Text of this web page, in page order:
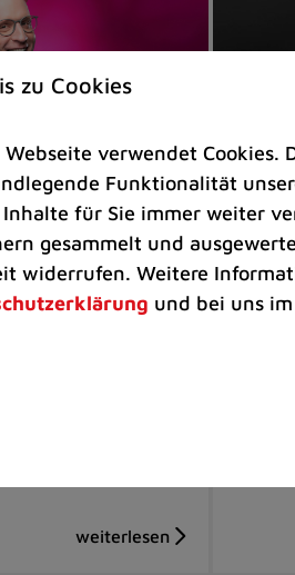
& Kultur
Benni Stark
witzig ist!“ am
an
zu Cookies
Webseite verwendet
Funktionalität
Inhalte für Sie immer weiter
gesammelt und
widerrufen. Weitere
und bei uns im